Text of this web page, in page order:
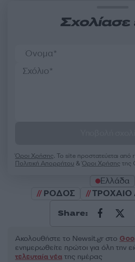
Όροι Χρήσης. Το site προστατεύεται από
Πολιτική Απορρήτου &Όροι Χρήσης της
Ελλάδα
ΡΟΔΟΣ
Share:
Ακολουθήστε το Νewsit.gr στο
ενημερωθείτε πρώτοι για όλη την
τελευταία νέα της ημέρας